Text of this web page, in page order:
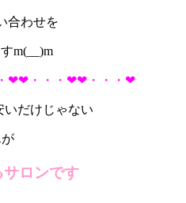
合わせを
m(__)m
❤❤・・・❤❤・・・❤
だけじゃない
ロンです